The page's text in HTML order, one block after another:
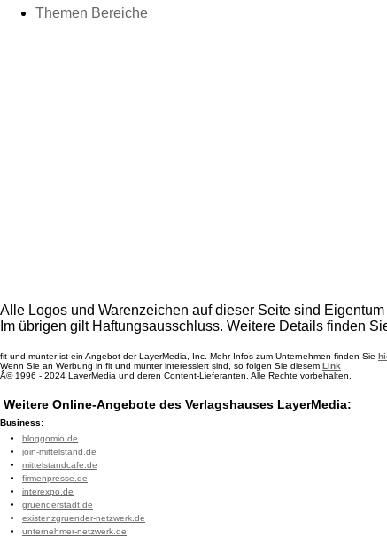
Themen Bereiche
Alle Logos und Warenzeichen auf dieser Seite sind
Im übrigen gilt Haftungsausschluss. Weitere Details finden
fit und munter ist ein Angebot der LayerMedia, Inc. Mehr Infos zum Unternehmen finden Sie
Wenn Sie an Werbung in fit und munter interessiert sind, so folgen Sie diesem Link
Â© 1996 - 2024 LayerMedia und deren Content-Lieferanten. Alle Rechte vorbehalten.
Weitere Online-Angebote des Verlagshauses LayerMedia:
Business:
bloggomio.de
join-mittelstand.de
mittelstandcafe.de
firmenpresse.de
interexpo.de
gruenderstadt.de
existenzgruender-netzwerk.de
unternehmer-netzwerk.de